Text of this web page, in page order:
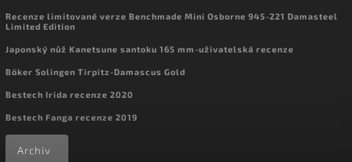
Recenze limitované verze Benchmade Mini Osborne 945-221 Damasteel
Limited Edition
Japonský nůž Kanetsune santoku 165 mm-uživatelská recenze
Böker Solingen Tirpitz-Damascus Gold
Bestech Irida recenze 2020
Bestech Fanga recenze 2019
Archiv